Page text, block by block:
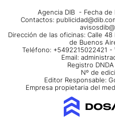
Agencia DIB - Fecha de
Contactos:
Dirección de las oficinas: Calle
de Buenos
Teléfono: +5492215022421 -
Email:
Registro
Nº de
Editor Responsable:
Empresa propietaria del